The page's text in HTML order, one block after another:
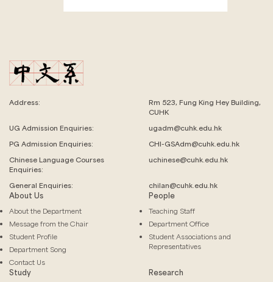
Address:
Rm 523, Fung King Hey Building,
CUHK
UG Admission Enquiries:
ugadm@cuhk.edu.hk
PG Admission Enquiries:
CHI-GSAdm@cuhk.edu.hk
Chinese Language Courses
Enquiries:
uchinese@cuhk.edu.hk
General Enquiries: chilan@cuhk.edu.hk
About Us
About the Department
Message from the Chair
Student Profile
Department Song
Contact Us
People
Teaching Staff
Department Office
Student Associations and
Representatives
Study Research